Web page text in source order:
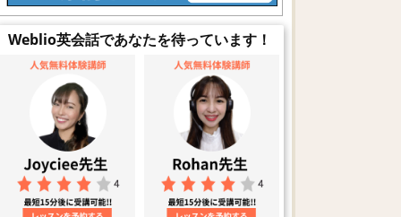
Weblio英会話であなたを待っています！